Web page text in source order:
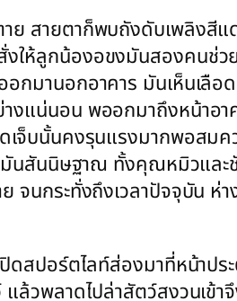
าย สายตาก็พบถังดับเพลิงสี
งให้ลูกน้องอขงมันสองคน
อกมานอกอาคาร มันเห็นเลื
งแน่นอน พออกมาถึงหน้าอา
เจ็บนั้นคงรุนแรงมากพอสม
มันสันนิษฐาณ ทั้งคุณหมิวแล
จนกระทั่งถึงเวลาปัจจุบัน ห่
ดสปอร์ตไลท์ส่องมาที่หน้าปร
แล้วพลาดไปล่าสัตว์สงวนเข้